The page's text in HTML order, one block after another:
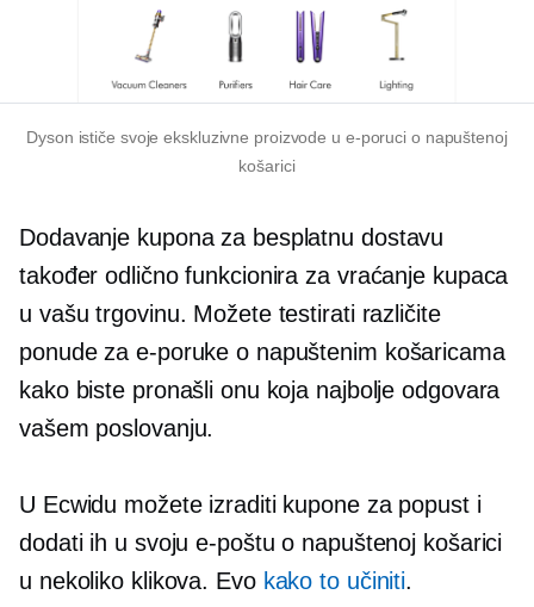
Dyson ističe svoje ekskluzivne proizvode u e-poruci o napuštenoj
košarici
Dodavanje kupona za besplatnu dostavu
također odlično funkcionira za vraćanje kupaca
u vašu trgovinu. Možete testirati različite
ponude za e-poruke o napuštenim košaricama
kako biste pronašli onu koja najbolje odgovara
vašem poslovanju.
U Ecwidu možete izraditi kupone za popust i
dodati ih u svoju e-poštu o napuštenoj košarici
u nekoliko klikova. Evo kako to učiniti.